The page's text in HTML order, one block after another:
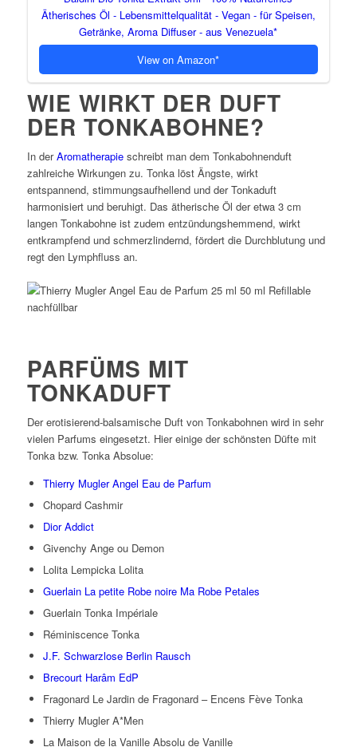
Ätherisches Öl - Lebensmittelqualität - Vegan - für Speisen,
Getränke, Aroma Diffuser - aus Venezuela
View on Amazon
WIE WIRKT DER DUFT
DER TONKABOHNE?
In derAromatherapieschreibt man dem Tonkabohnenduft
zahlreiche Wirkungen zu. Tonka löst Ängste, wirkt
entspannend, stimmungsaufhellend und der Tonkaduft
harmonisiert und beruhigt. Das ätherische Öl der etwa 3 cm
langen Tonkabohne ist zudem entzündungshemmend, wirkt
entkrampfend und schmerzlindernd, fördert die Durchblutung und
regt den Lymphfluss an.
PARFÜMS MIT
TONKADUFT
Der erotisierend-balsamische Duft von Tonkabohnen wird in sehr
vielen Parfums eingesetzt. Hier einige der schönsten Düfte mit
Tonka bzw. Tonka Absolue:
Thierry Mugler Angel Eau de Parfum
Chopard Cashmir
Dior Addict
Givenchy Ange ou Demon
Lolita Lempicka Lolita
Guerlain La petite Robe noire Ma Robe Petales
Guerlain Tonka Impériale
Réminiscence Tonka
J.F. Schwarzlose Berlin Rausch
Brecourt Harâm EdP
Fragonard Le Jardin de Fragonard – Encens Fève Tonka
Thierry Mugler A*Men
La Maison de la Vanille Absolu de Vanille